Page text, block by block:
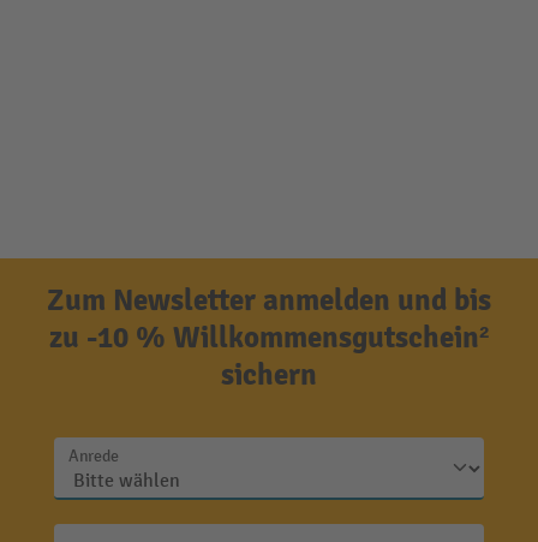
Zum Newsletter anmelden und bis
zu -10 % Willkommensgutschein²
sichern
Anrede